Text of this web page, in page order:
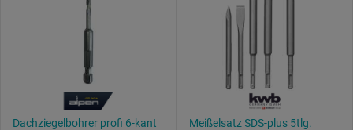
Dachziegelbohrer profi 6-kant Meißelsatz SDS-plus 5tlg.